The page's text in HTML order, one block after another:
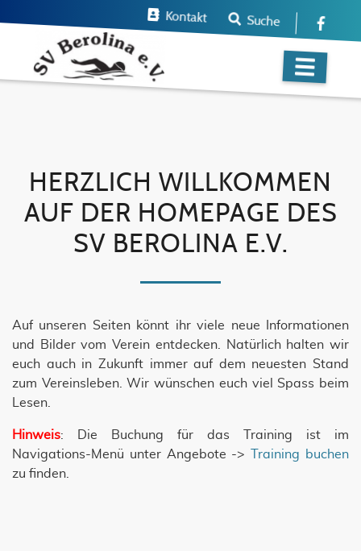
Kontakt Suche
HERZLICH WILLKOMMEN
AUF DER HOMEPAGE DES
SV BEROLINA E.V.
Auf unseren Seiten könnt ihr viele neue Informationen
und Bilder vom Verein entdecken. Natürlich halten wir
euch auch in Zukunft immer auf dem neuesten Stand
zum Vereinsleben. Wir wünschen euch viel Spass beim
Lesen.
Hinweis: Die Buchung für das Training ist im
Navigations-Menü unter Angebote ->
Training buchen
zu finden.